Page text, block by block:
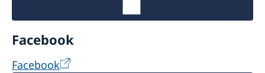
Facebook
Facebook